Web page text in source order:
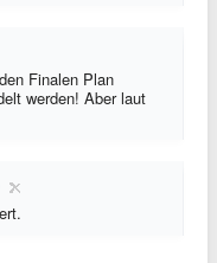
Finalen Plan
werden! Aber laut